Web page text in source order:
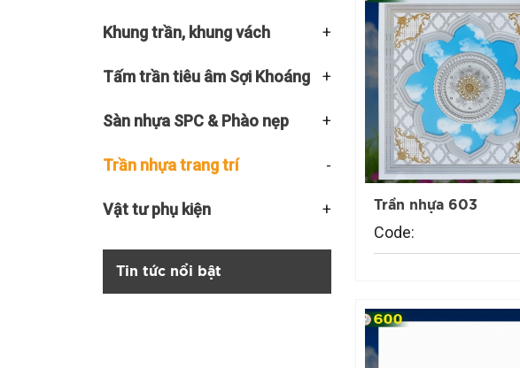
Khung trần, khung vách
Tấm trần tiêu âm Sợi Khoáng
Sàn nhựa SPC & Phào nẹp
Trần nhựa trang trí
Vật tư phụ kiện
Tin tức nổi bật
Trần nhựa 603
Code: